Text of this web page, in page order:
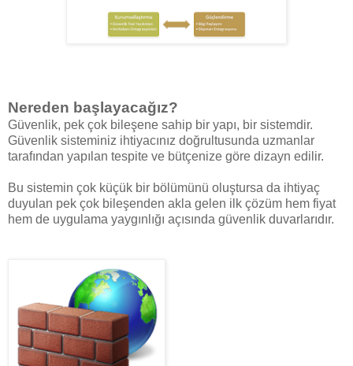
Nereden başlayacağız?
Güvenlik, pek çok bileşene sahip bir yapı, bir sistemdir.
Güvenlik sisteminiz ihtiyacınız doğrultusunda uzmanlar
tarafından yapılan tespite ve bütçenize göre dizayn edilir.
Bu sistemin çok küçük bir bölümünü oluştursa da ihtiyaç
duyulan pek çok bileşenden akla gelen ilk çözüm hem fiyat
hem de uygulama yaygınlığı açısında güvenlik duvarlarıdır.